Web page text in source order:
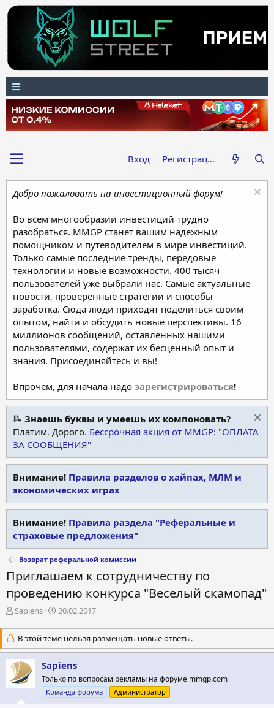
Вход Регистрация
Добро пожаловать на инвестиционный форум!
Во всем многообразии инвестиций трудно
разобраться. MMGP станет вашим надежным
помощником и путеводителем в мире инвестиций.
Только самые последние тренды, передовые
технологии и новые возможности. 400 тысяч
пользователей уже выбрали нас. Самые актуальные
новости, проверенные стратегии и способы
заработка. Сюда люди приходят поделиться своим
опытом, найти и обсудить новые перспективы. 16
миллионов сообщений, оставленных нашими
пользователями, содержат их бесценный опыт и
знания. Присоединяйтесь и вы!
Впрочем, для начала надо зарегистрироваться!
📝 Знаешь буквы и умеешь их компоновать?
Платим. Дорого. Бессрочная акция от MMGP: "ОПЛАТА
ЗА СООБЩЕНИЯ"
Внимание! Правила разделов о хайпах, МЛМ и
экономических играх
Внимание! Правила раздела "Реферальные и
страховые предложения"
Возврат реферальной комиссии
Приглашаем к сотрудничеству по
проведению конкурса "Веселый скамопад"
А
т
о
р
т
е
м
ы
Sapiens
Д
т
а
н
а
ч
а
л
20.02.2017
В этой теме нельзя размещать новые ответы.
Sapiens
Только по вопросам рекламы на форуме mmgp.com
Команда форума Администратор